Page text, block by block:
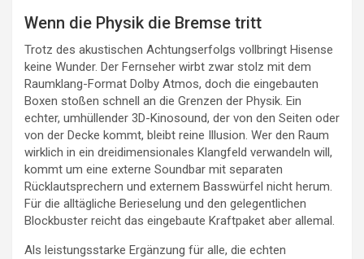
Wenn die Physik die Bremse tritt
Trotz des akustischen Achtungserfolgs vollbringt Hisense
keine Wunder. Der Fernseher wirbt zwar stolz mit dem
Raumklang-Format Dolby Atmos, doch die eingebauten
Boxen stoßen schnell an die Grenzen der Physik. Ein
echter, umhüllender 3D-Kinosound, der von den Seiten oder
von der Decke kommt, bleibt reine Illusion. Wer den Raum
wirklich in ein dreidimensionales Klangfeld verwandeln will,
kommt um eine externe Soundbar mit separaten
Rücklautsprechern und externem Basswürfel nicht herum.
Für die alltägliche Berieselung und den gelegentlichen
Blockbuster reicht das eingebaute Kraftpaket aber allemal.
Als leistungsstarke Ergänzung für alle, die echten